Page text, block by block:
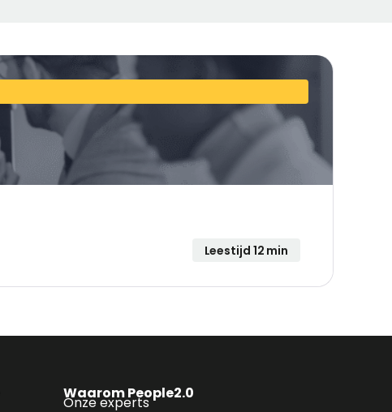
Leestijd 12 min
Waarom People2.0
Onze experts